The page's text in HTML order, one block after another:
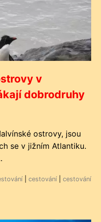
v
dobrodruhy
ostrovy, jsou
se v jižním Atlantiku.
cestování
cestování